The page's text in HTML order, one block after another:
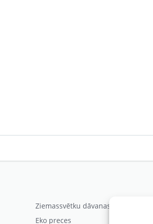
Ziemassvētku dāvanas
Eko preces